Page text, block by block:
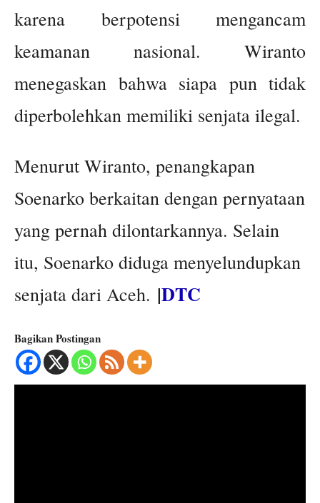
karena berpotensi mengancam
keamanan nasional. Wiranto
menegaskan bahwa siapa pun tidak
diperbolehkan memiliki senjata ilegal.
Menurut Wiranto, penangkapan
Soenarko berkaitan dengan pernyataan
yang pernah dilontarkannya. Selain
itu, Soenarko diduga menyelundupkan
senjata dari Aceh. |DTC
Bagikan Postingan